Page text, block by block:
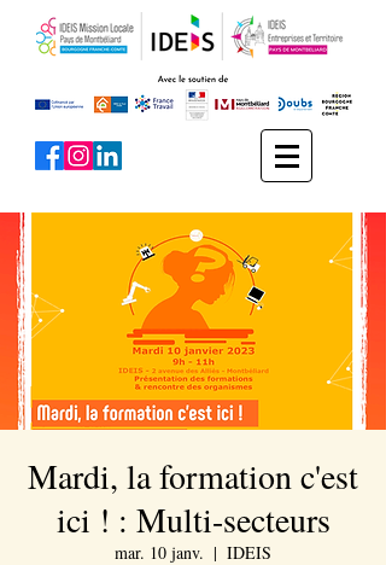
Mardi, la formation c'est
ici ! : Multi-secteurs
mar. 10 janv.
  |
IDEIS